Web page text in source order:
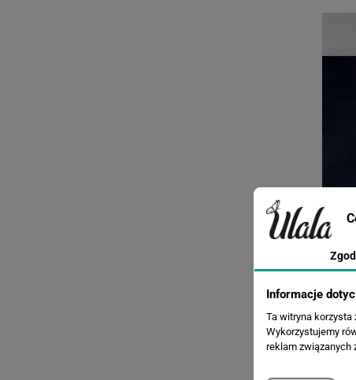
Informacje
Ta witryna korzysta
Wykorzystujemy
reklam związanych